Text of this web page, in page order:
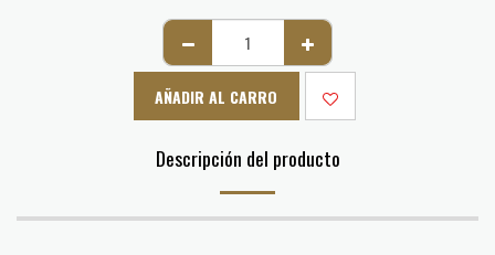
AÑADIR AL CARRO
Descripción del producto